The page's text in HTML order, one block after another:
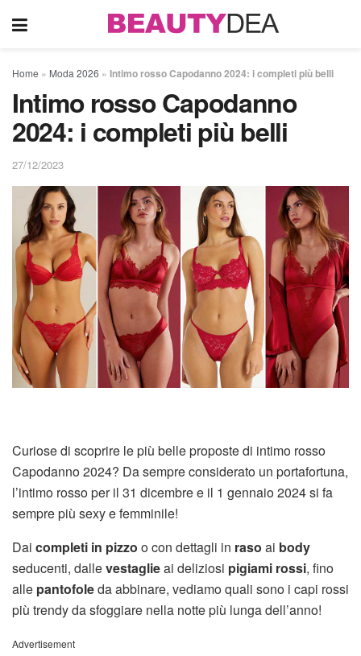
Home » Moda 2026 » Intimo rosso Capodanno 2024: i completi più belli
Intimo rosso Capodanno
2024: i completi più belli
27/12/2023
Curiose di scoprire le più belle proposte di intimo rosso
Capodanno 2024? Da sempre considerato un portafortuna,
l’intimo rosso per il 31 dicembre e il 1 gennaio 2024 si fa
sempre più sexy e femminile!
Dai completi in pizzo o con dettagli in raso ai body
seducenti, dallevestaglieai deliziosi pigiami rossi, fino
alle pantofoleda abbinare, vediamo quali sono i capi rossi
più trendy da sfoggiare nella notte più lunga dell’anno!
Advertisement